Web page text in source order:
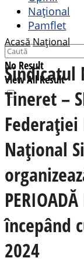
Național
Pamflet
No Result
View All Result
AcasăNațional
Sindicatul
Tineret –
Federației
Național
începând
2024